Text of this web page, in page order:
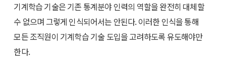
기계학습 기술은 기존 통계분야 인력의 역할을 완전히 대체할
수 없으며 그렇게 인식되어서는 안된다. 이러한 인식을 통해
모든 조직원이 기계학습 기술 도입을 고려하도록 유도해야만
한다.